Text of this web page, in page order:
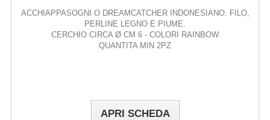
ACCHIAPPASOGNI O DREAMCATCHER INDONESIANO. FILO,
PERLINE LEGNO E PIUME.
CERCHIO CIRCA Ø CM 6 - COLORI RAINBOW
QUANTITA MIN 2PZ
APRI SCHEDA